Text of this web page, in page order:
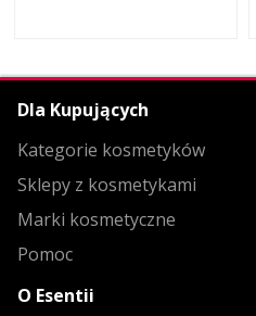
Dla Kupujących
Kategorie kosmetyków
Sklepy z kosmetykami
Marki kosmetyczne
Pomoc
O Esentii